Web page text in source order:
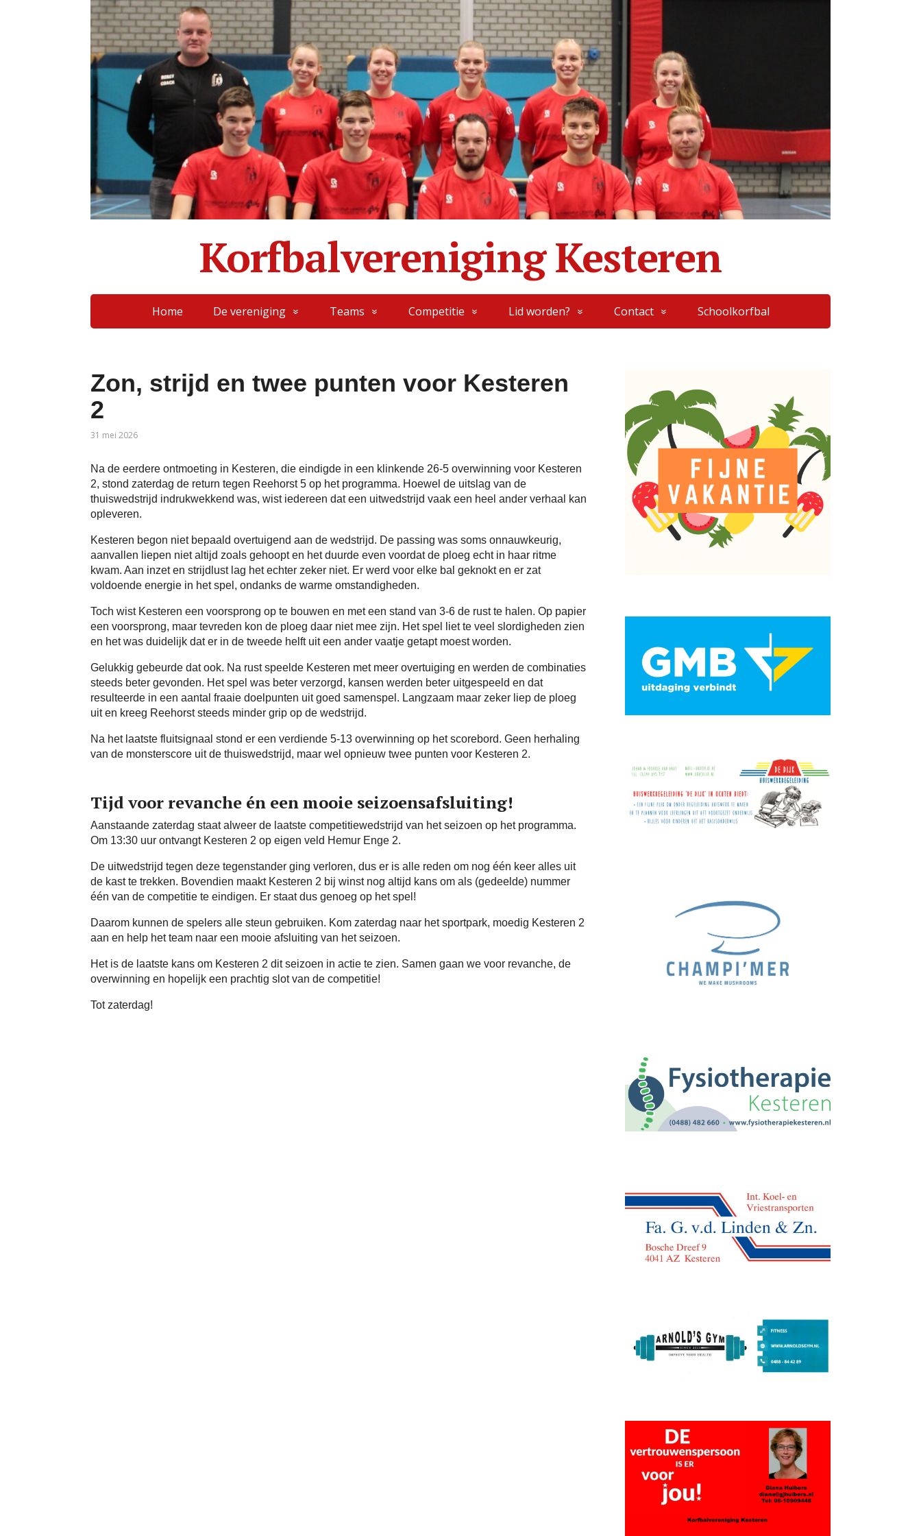
Korfbalvereniging Kesteren
Home De vereniging Teams Competitie Lid worden? Contact Schoolkorfbal
Zon, strijd en twee punten voor Kesteren
2
31 mei 2026
Na de eerdere ontmoeting in Kesteren, die eindigde in een klinkende 26-5 overwinning voor Kesteren
2, stond zaterdag de return tegen Reehorst 5 op het programma. Hoewel de uitslag van de
thuiswedstrijd indrukwekkend was, wist iedereen dat een uitwedstrijd vaak een heel ander verhaal kan
opleveren.
Kesteren begon niet bepaald overtuigend aan de wedstrijd. De passing was soms onnauwkeurig,
aanvallen liepen niet altijd zoals gehoopt en het duurde even voordat de ploeg echt in haar ritme
kwam. Aan inzet en strijdlust lag het echter zeker niet. Er werd voor elke bal geknokt en er zat
voldoende energie in het spel, ondanks de warme omstandigheden.
Toch wist Kesteren een voorsprong op te bouwen en met een stand van 3-6 de rust te halen. Op papier
een voorsprong, maar tevreden kon de ploeg daar niet mee zijn. Het spel liet te veel slordigheden zien
en het was duidelijk dat er in de tweede helft uit een ander vaatje getapt moest worden.
Gelukkig gebeurde dat ook. Na rust speelde Kesteren met meer overtuiging en werden de combinaties
steeds beter gevonden. Het spel was beter verzorgd, kansen werden beter uitgespeeld en dat
resulteerde in een aantal fraaie doelpunten uit goed samenspel. Langzaam maar zeker liep de ploeg
uit en kreeg Reehorst steeds minder grip op de wedstrijd.
Na het laatste fluitsignaal stond er een verdiende 5-13 overwinning op het scorebord. Geen herhaling
van de monsterscore uit de thuiswedstrijd, maar wel opnieuw twee punten voor Kesteren 2.
Tijd voor revanche én een mooie seizoensafsluiting!
Aanstaande zaterdag staat alweer de laatste competitiewedstrijd van het seizoen op het programma.
Om 13:30 uur ontvangt Kesteren 2 op eigen veld Hemur Enge 2.
De uitwedstrijd tegen deze tegenstander ging verloren, dus er is alle reden om nog één keer alles uit
de kast te trekken. Bovendien maakt Kesteren 2 bij winst nog altijd kans om als (gedeelde) nummer
één van de competitie te eindigen. Er staat dus genoeg op het spel!
Daarom kunnen de spelers alle steun gebruiken. Kom zaterdag naar het sportpark, moedig Kesteren 2
aan en help het team naar een mooie afsluiting van het seizoen.
Het is de laatste kans om Kesteren 2 dit seizoen in actie te zien. Samen gaan we voor revanche, de
overwinning en hopelijk een prachtig slot van de competitie!
Tot zaterdag!